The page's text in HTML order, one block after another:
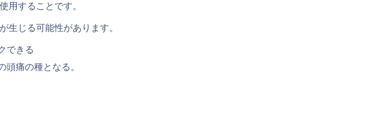
用することです。
生じる可能性があります。
できる
痛の種となる。